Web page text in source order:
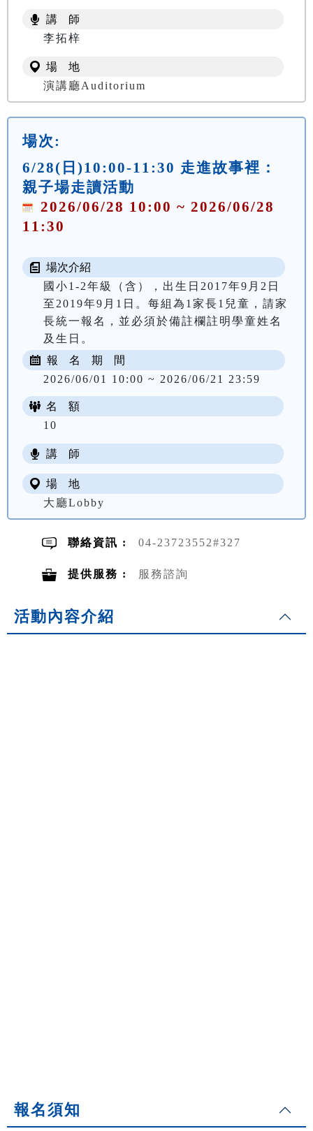
講 師
李拓梓
場 地
演講廳Auditorium
場次:
6/28(日)10:00-11:30 走進故事裡：
親子場走讀活動
2026/06/28 10:00 ~ 2026/06/28
11:30
場次介紹
國小1-2年級（含），出生日2017年9月2日
至2019年9月1日。每組為1家長1兒童，請家
長統一報名，並必須於備註欄註明學童姓名
及生日。
報 名 期 間
2026/06/01 10:00 ~ 2026/06/21 23:59
名 額
10
講 師
場 地
大廳Lobby
聯絡資訊 : 04-23723552#327
提供服務 : 服務諮詢
活動內容介紹
報名須知